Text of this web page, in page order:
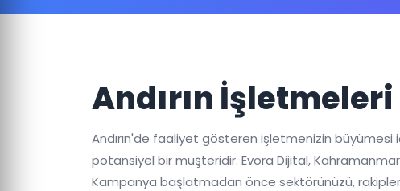
Andırın
Andırın'de faaliyet gösteren işletmenizin büyümesi
potansiyel bir müşteridir. Evora Dijital,
Kampanya başlatmadan önce sektörünüzü,